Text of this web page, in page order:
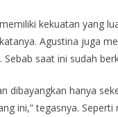
kekuatan yang
Agustina juga
Sebab saat ini sudah
dibayangkan hanya
ini,” tegasnya.